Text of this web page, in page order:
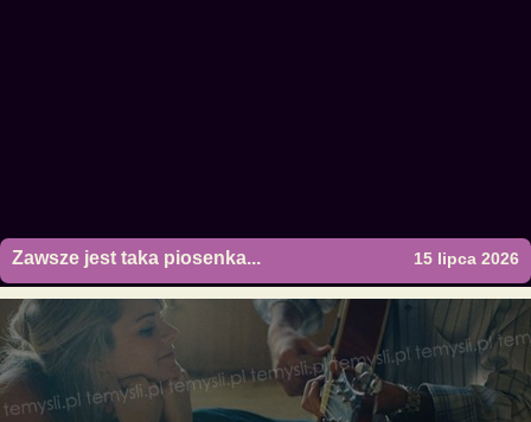
Zawsze jest taka piosenka... 15 lipca 2026